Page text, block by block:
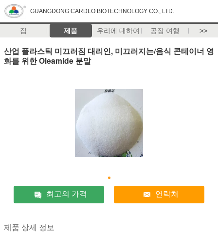
GUANGDONG CARDLO BIOTECHNOLOGY CO., LTD.
집 제품 우리에 대하여 공장 여행 >>
산업 플라스틱 미끄러짐 대리인, 미끄러지는/음식 콘테이너 영
화를 위한 Oleamide 분말
최고의 가격 연락처
제품 상세 정보